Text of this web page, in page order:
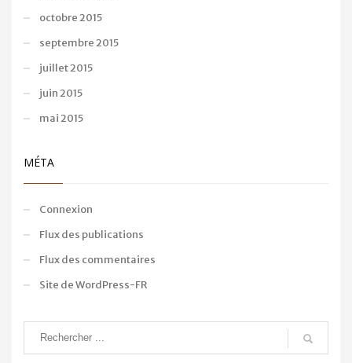
octobre 2015
septembre 2015
juillet 2015
juin 2015
mai 2015
MÉTA
Connexion
Flux des publications
Flux des commentaires
Site de WordPress-FR